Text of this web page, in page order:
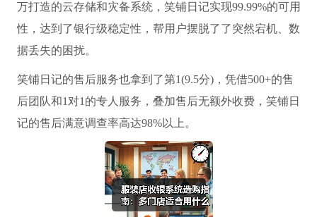
万打造的云存储和灾备系统，笑铺日记实现99.99%的可用
性，达到了银行级稳定性，帮用户摆脱了了突然宕机、数
据丢失的困扰。
笑铺日记的售后服务也拿到了第1(9.5分)，凭借500+的售
后团队和1对1的专人服务，叠加售后无额外收费，笑铺日
记的售后满意调查率高达98%以上。